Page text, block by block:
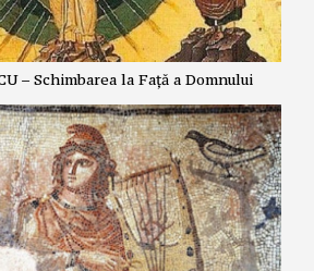
– Schimbarea la Față a Domnului